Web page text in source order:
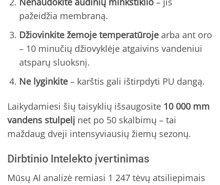
pažeidžia membraną.
Džiovinkite žemoje temperatūrojearba ant oro
– 10 minučių džiovyklėje atgaivins vandeniui
atsparų sluoksnį.
Ne lyginkite– karštis gali ištirpdyti PU dangą.
Laikydamiesi šių taisyklių išsaugosite 10 000 mm
vandens stulpelį net po 50 skalbimų – tai
maždaug dveji intensyviausių žiemų sezonų.
Dirbtinio Intelekto įvertinimas
Mūsų AI analizė remiasi 1 247 tėvų atsiliepimais